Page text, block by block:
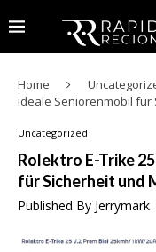
Home
ideale Seniorenmobil für
Uncategorized
Rolektro E-Trike
für Sicherheit und
Published By Jerrymark